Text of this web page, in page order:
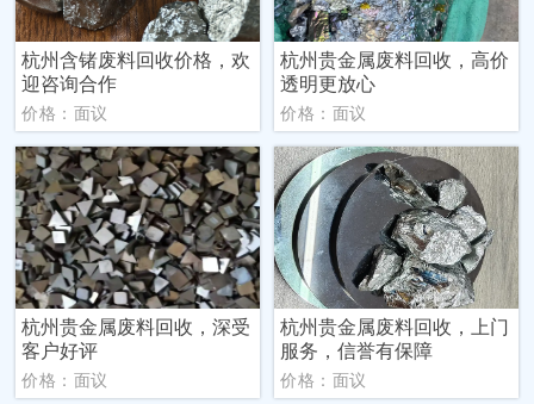
杭州含锗废料回收价格，欢
迎咨询合作
价格：面议
杭州贵金属废料回收，高价
透明更放心
价格：面议
杭州贵金属废料回收，深受
客户好评
价格：面议
杭州贵金属废料回收，上门
服务，信誉有保障
价格：面议